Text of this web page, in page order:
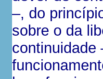
–, do
sobre o da
continuidade